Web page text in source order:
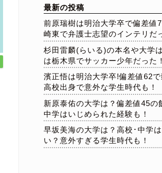
最新の投稿
前原瑞樹は明治大学卒で偏差値
崎東で弁護士志望のインテリだ
杉田雷麟(らいる)の本名や大学
は栃木県でサッカー少年だった！
濱正悟は明治大学卒!偏差値62
高校出身で意外な学生時代も！
新原泰佑の大学は？偏差値45の
中学はいじめられた経験も！
早坂美海の大学は？高校･中学
い？意外すぎる学生時代も！